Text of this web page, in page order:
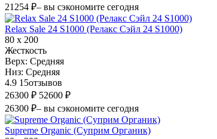
21254 ₽– вы сэкономите сегодня
Relax Sale 24 S1000 (Релакс Сэйл 24 S1000)
80 х 200
Жесткость
Верх: Средняя
Низ: Средняя
4.9 15отзывов
26300 ₽ 52600 ₽
26300 ₽– вы сэкономите сегодня
Supreme Organic (Суприм Органик)